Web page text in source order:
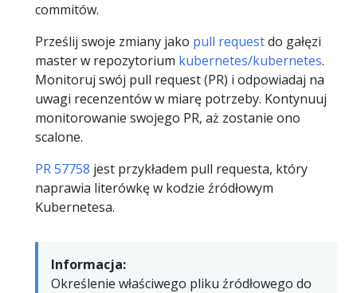
commitów.
Prześlij swoje zmiany jako pull requestdo gałęzi
master w repozytorium kubernetes/kubernetes.
Monitoruj swój pull request (PR) i odpowiadaj na
uwagi recenzentów w miarę potrzeby. Kontynuuj
monitorowanie swojego PR, aż zostanie ono
scalone.
PR 57758 jest przykładem pull requesta, który
naprawia literówkę w kodzie źródłowym
Kubernetesa.
Informacja:
Określenie właściwego pliku źródłowego do